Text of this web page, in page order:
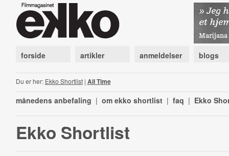
forside artikler anmeldelser blogs
Du er her: Ekko Shortlist| All Time
månedens anbefaling | om ekko shortlist | faq | Ekko
Ekko Shortlist